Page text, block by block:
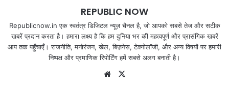
REPUBLIC NOW
Republicnow.in एक स्वतंत्र डिजिटल न्यूज़ चैनल है, जो आपको सबसे तेज और सटीक
खबरें प्रदान करता है। हमारा लक्ष्य है कि हम दुनिया भर की महत्वपूर्ण और प्रासंगिक खबरें
आप तक पहुँचाएँ। राजनीति, मनोरंजन, खेल, बिज़नेस, टेक्नोलॉजी, और अन्य विषयों पर हमारी
निष्पक्ष और प्रमाणिक रिपोर्टिंग हमें सबसे अलग बनाती है।
Website